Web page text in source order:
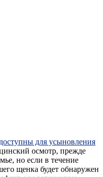
для усыновления
осмотр, прежде
но если в течение
щенка будет обнаружен